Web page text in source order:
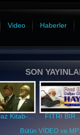
Video Haberler
SON
Kitab-... FITRİ BİR ...
Bütün VİDEO ve